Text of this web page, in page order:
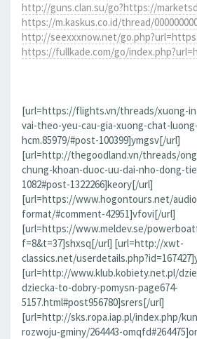
http://guns.clan.su/go?https://
https://m.kaskus.co.id/thread/
http://seexxxnow.net/
https://fullkade.com/go/
[url=https://flights.vn/threads/xuong-
vai-theo-yeu-cau-gia-xuong-chat-
hcm.85979/#post-100399]ymgsv[/url]
[url=http://thegoodland.vn/threads/
chung-khoan-duoc-uu-dai-nho-dong-
1082#post-1322266]keory[/url]
[url=https://www.hogontours.net/
format/#comment-42951]vfovi[/url]
[url=https://www.meldev.se/
f=8&t=37]shxsq[/url] [url=http://xwt-
classics.net/
[url=http://www.klub.kobiety.net.pl/
dziecka-to-dobry-pomysn-page674-
5157.html#post956780]srers[/url]
[url=http://sks.ropa.iap.pl/index.php/
rozwoju-gminy/264443-